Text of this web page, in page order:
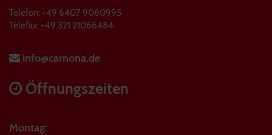
Telefon: +49 6407 9060995
Telefax: +49 321 21066484
info@carnona.de
Öffnungszeiten
Montag: